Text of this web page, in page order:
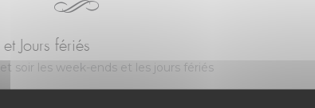
Jours fériés
soir les week-ends et les jours fériés